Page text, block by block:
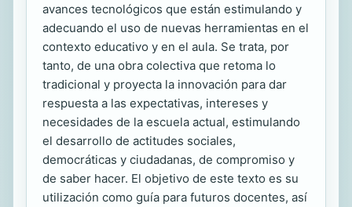
avances tecnológicos que están estimulando y
adecuando el uso de nuevas herramientas en el
contexto educativo y en el aula. Se trata, por
tanto, de una obra colectiva que retoma lo
tradicional y proyecta la innovación para dar
respuesta a las expectativas, intereses y
necesidades de la escuela actual, estimulando
el desarrollo de actitudes sociales,
democráticas y ciudadanas, de compromiso y
de saber hacer. El objetivo de este texto es su
utilización como guía para futuros docentes, así